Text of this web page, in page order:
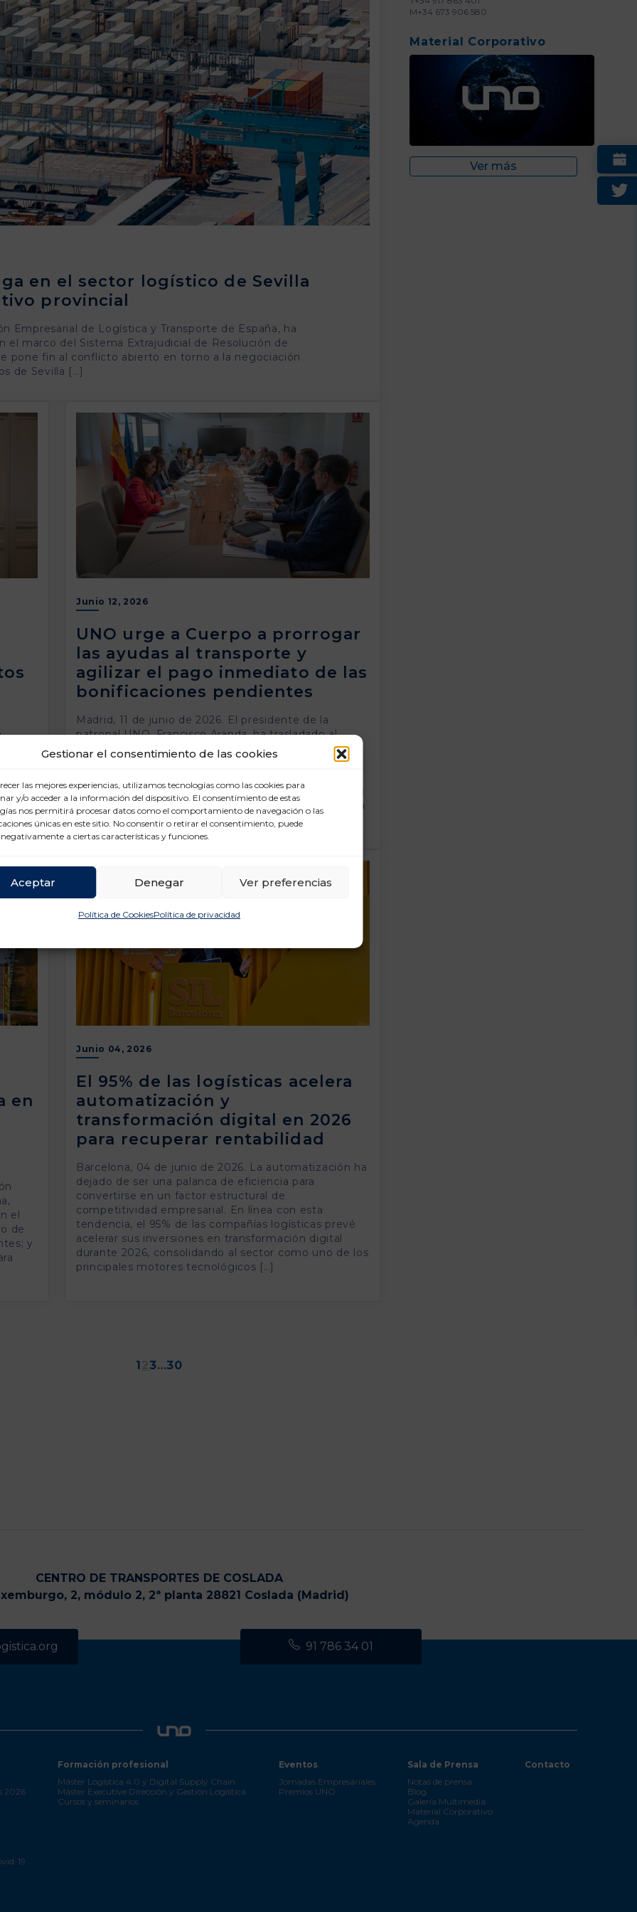
Gestionar el consentimiento de las cookies
las mejores experiencias, utilizamos tecnologías como las cookies para
y/o acceder a la información del dispositivo. El consentimiento de estas
nos permitirá procesar datos como el comportamiento de navegación o las
únicas en este sitio. No consentir o retirar el consentimiento, puede
a ciertas características y funciones.
Aceptar Denegar Ver preferencias
Política de CookiesPolítica de privacidad
en el sector logístico de Sevilla
provincial
Empresarial de Logística y Transporte de España, ha
marco del Sistema Extrajudicial de Resolución de
pone fin al conflicto abierto en torno a la negociación
de Sevilla […]
la
Junio 12, 2026
UNO urge a Cuerpo a prorrogar
las ayudas al transporte y
agilizar el pago inmediato de las
bonificaciones pendientes
Madrid, 11 de junio de 2026. El presidente de la
patronal UNO, Francisco Aranda, ha trasladado al
ministro de Economía, Comercio y Empresa, Carlos
pasado marzo para paliar el impacto económico de la
guerra de Irán sobre el sector logístico, cuya vigencia
[…]
en
el
de
y
Junio 04, 2026
El 95% de las logísticas acelera
automatización y
transformación digital en 2026
para recuperar rentabilidad
Barcelona, 04 de junio de 2026. La automatización ha
dejado de ser una palanca de eficiencia para
convertirse en un factor estructural de
competitividad empresarial. En línea con esta
tendencia, el 95% de las compañías logísticas prevé
acelerar sus inversiones en transformación digital
durante 2026, consolidando al sector como uno de los
principales motores tecnológicos […]
M+34 673 906 580
Material Corporativo
Ver más
Paginación
1 3…30
CENTRO DE TRANSPORTES DE COSLADA
2, módulo 2, 2ª planta 28821 Coslada (Madrid)
91 786 34 01
2026
19
Formación profesional
Máster Logística 4.0 y Digital Supply Chain
Máster Executive Dirección y Gestión Logística
Cursos y seminarios
Eventos
Jornadas Empresariales
Premios UNO
Sala de Prensa
Notas de prensa
Blog
Galería Multimedia
Material Corporativo
Agenda
Contacto